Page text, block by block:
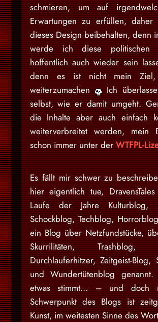
schmieren, um auf
Erwartungen zu erfüllen,
dieses Design beibehalten, denn
werde ich diese politischen
hoffentlich auch wieder sein
denn es ist nicht mein
weiterzumachen
Ich
selbst, wie er damit umgeht.
die Inhalte aber auch einfach
weiterverbreitet werden, mein
schon immer unter derWTFPL-
Es fällt mir schwer zu
hier eigentlich tue,
Laufe der Jahre Kulturblog,
Schockblog, Techblog,
ein Blog über Netzfundstücke,
Skurrilitäten, Trashblog,
Durchlauferhitzer, Zeitgeist-Blog,
und Wundertütenblog
etwas stimmt… – und doch
Schwerpunkt des Blogs ist
Kunst, im weitesten Sinne des